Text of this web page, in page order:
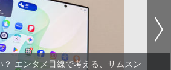
？ エンタメ目線で考える、サムスン